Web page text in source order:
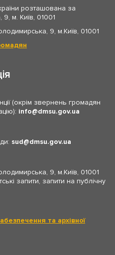
розташована за
м. Київ, 01001
9, м.Київ, 01001
(окрім звернень громадян
info dmsu.gov.ua
sud dmsu.gov.ua
9, м.Київ, 01001
запити, запити на публічну
та архівної